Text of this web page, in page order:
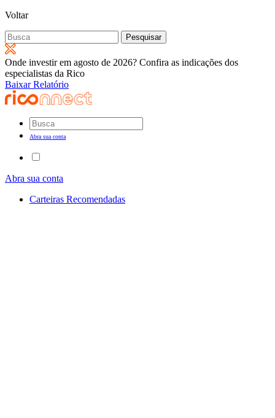
Voltar
Pesquisar
por:
Onde investir em agosto de 2026? Confira as indicações dos
especialistas da Rico
Baixar Relatório
Abra sua conta
Abra sua conta
Carteiras Recomendadas